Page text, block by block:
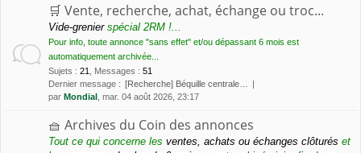
🛒 Vente, recherche, achat, échange ou troc...
Vide-grenierspécial 2RM !...
Pour info, toute annonce "sans effet" et/ou dépassant 6 mois est
automatiquement archivée...
Sujets : 21 Messages : 51
Dernier message : [Recherche] Béquille centrale…
par Mondial , mar. 04 août 2026, 23:17
🧺 Archives du Coin des annonces
Tout ce qui concerne les ventes, achats ou échanges clôturés et